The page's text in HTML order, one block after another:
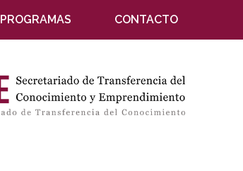
PROGRAMAS CONTACTO